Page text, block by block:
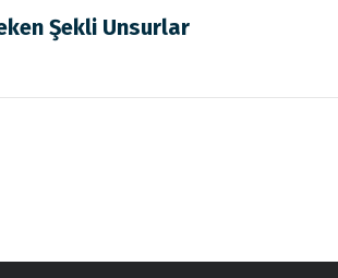
Şekli Unsurlar